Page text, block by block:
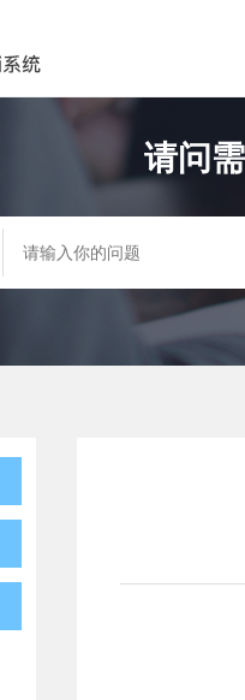
请问